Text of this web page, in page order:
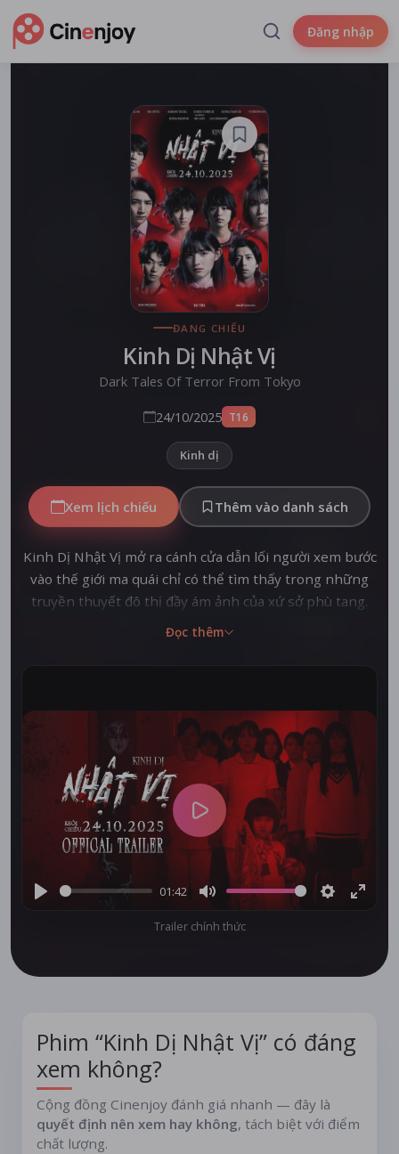
Đăng nhập
ĐANG CHIẾU
Kinh Dị Nhật Vị
Dark Tales Of Terror From Tokyo
24/10/2025 T16
Kinh dị
Xem lịch chiếu Thêm vào danh sách
Kinh Dị Nhật Vị mở ra cánh cửa dẫn lối người xem bước
vào thế giới ma quái chỉ có thể tìm thấy trong những
truyền thuyết đô thị đầy ám ảnh của xứ sở phù tang.
Mỗi câu chuyện trong tuyển tập này là một chuyến
hành trình lạ lùng, từ lời tiên đoán rợn gáy của cô bé
Cảm giác lạnh sống lưng tiếp tục len lỏi qua cuộc gặp
gỡ với hành khách kỳ lạ trên chuyến tàu đêm, hay
tiếng thì thầm sợ hãi khi kẻ cắp phải đối mặt với bà già
bí ẩn. Đặc biệt, ngôi làng hình nhân tái hiện một nỗi sợ
cổ xưa, đan xen giữa thực và ảo, khiến khán giả phải
rùng mình, thầm hỏi liệu mình có dám khám phá hết
bức màn của những bí mật kinh hoàng này không.
Đọc thêm
01:42
Mute
Play
Trailer chính thức
Phim “Kinh Dị Nhật Vị” có đáng
xem không?
Cộng đồng Cinenjoy đánh giá nhanh — đây là
quyết định nên xem hay không, tách biệt với điểm
chất lượng.